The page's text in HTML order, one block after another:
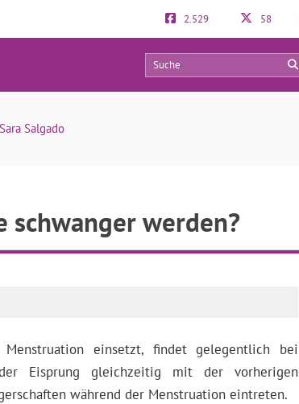
2.529 58
FAQs
9 0
Sara Salgado
schwanger werden?
einsetzt, findet gelegentlich bei
Eisprung gleichzeitig mit der vorherigen
während der Menstruation eintreten.